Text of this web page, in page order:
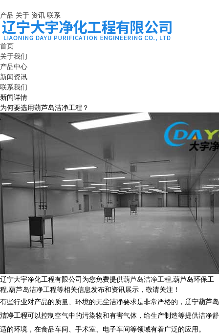
产品 关于 资讯 联系
首页
关于我们
产品中心
新闻资讯
联系我们
新闻详情
为何要选用葫芦岛洁净工程？
辽宁大宇净化工程有限公司为您免费提供葫芦岛洁净工程,葫芦岛环保工
程,葫芦岛洁净工程等相关信息发布和资讯展示，敬请关注！
有些行业对产品的质量、环境的无尘洁净要求是非常严格的，辽宁葫芦岛
洁净工程可以控制空气中的污染物和有害气体，给生产制造等提供洁净舒
适的环境，在食品车间、手术室、电子车间等领域有着广泛的应用。